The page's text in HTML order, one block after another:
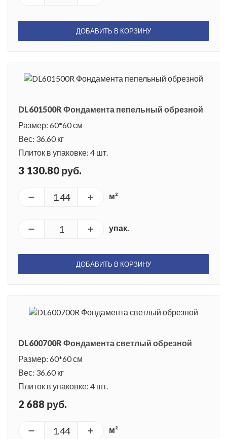
ДОБАВИТЬ В КОРЗИНУ
DL601500R Фондамента пепельный обрезной
Размер: 60*60 см
Вес: 36.60 кг
Плиток в упаковке: 4 шт.
3 130.80 руб.
м²
упак.
ДОБАВИТЬ В КОРЗИНУ
DL600700R Фондамента светлый обрезной
Размер: 60*60 см
Вес: 36.60 кг
Плиток в упаковке: 4 шт.
2 688 руб.
м²